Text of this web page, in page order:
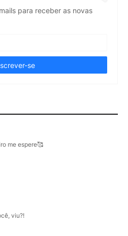
para receber as novas
me espere🥰
viu?!